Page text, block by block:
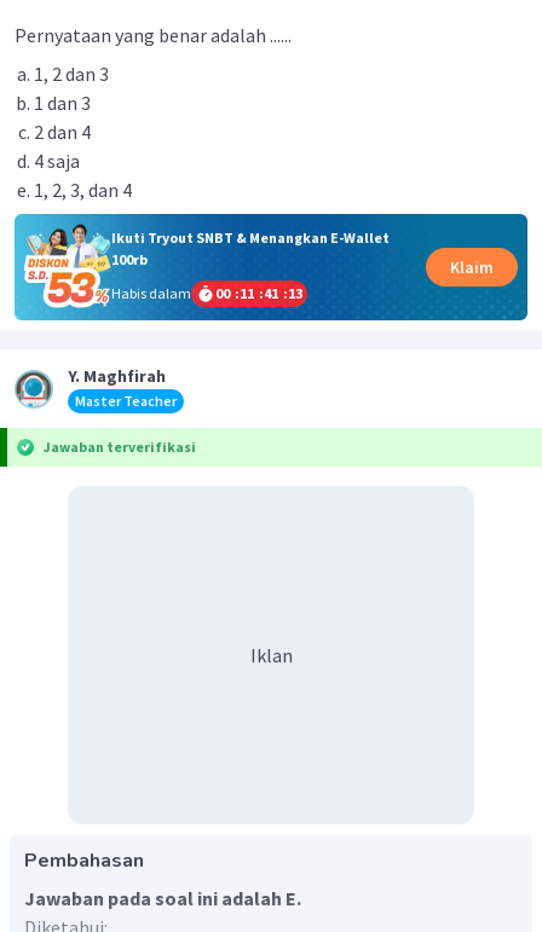
Pernyataan yang benar adalah ......
1, 2 dan 3
1 dan 3
2 dan 4
4 saja
1, 2, 3, dan 4
Ikuti Tryout SNBT & Menangkan E-Wallet
100rb
Habis dalam
00 :11 :41 :13
Klaim
Y. Maghfirah
Master Teacher
Jawaban terverifikasi
Iklan
Pembahasan
Jawaban pada soal ini adalah E.